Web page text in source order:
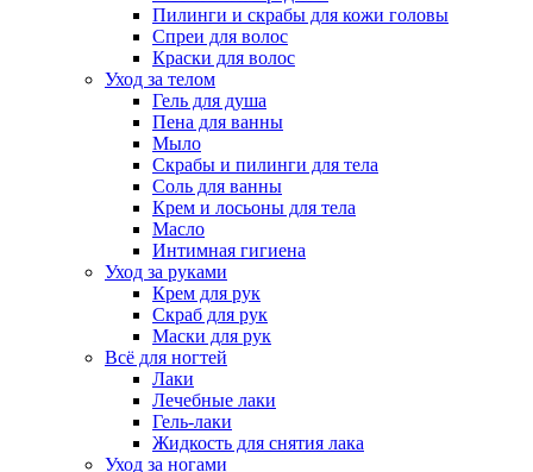
Пилинги и скрабы для кожи головы
Спреи для волос
Краски для волос
Уход за телом
Гель для душа
Пена для ванны
Мыло
Скрабы и пилинги для тела
Соль для ванны
Крем и лосьоны для тела
Масло
Интимная гигиена
Уход за руками
Крем для рук
Скраб для рук
Маски для рук
Всё для ногтей
Лаки
Лечебные лаки
Гель-лаки
Жидкость для снятия лака
Уход за ногами